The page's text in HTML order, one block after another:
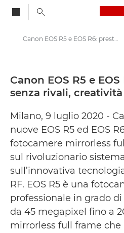
Area stampa
Comunicati stampa - Area Stampa di Canon
Canon EOS R5 e EOS R6: prestazioni senza rivali, creatività senza fine - Area Stampa di Canon
Canon EOS R5 e
senza rivali,
Milano, 9 luglio 2020 -
nuove EOS R5 ed EOS
fotocamere mirrorless
sul rivoluzionario
sull’innovativa
RF. EOS R5 è una
professionale in grado
da 45 megapixel fino a
mirrorless full frame che